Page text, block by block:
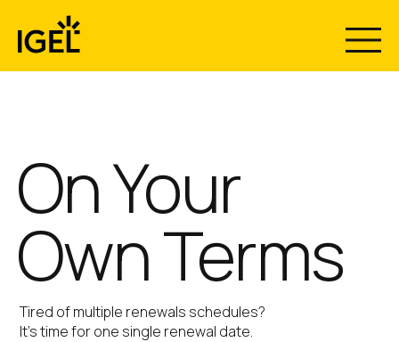
content
On Your
Own Terms
Tired of multiple renewals schedules?
It’s time for one single renewal date.